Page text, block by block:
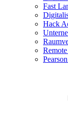
Fast
Hack